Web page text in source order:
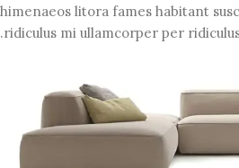
himenaeos litora fames habitant
ridiculus mi ullamcorper per